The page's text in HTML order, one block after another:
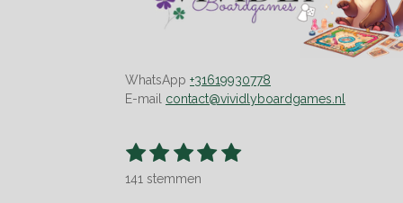
WhatsApp +31619930778
E-mail contact@vividlyboardgames.nl
R
t
1
s
2
s
3
s
4
s
5
S
141 stemmen